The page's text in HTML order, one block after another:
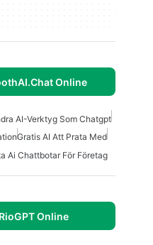
Online
AI-Verktyg Som Chatgpt
Gratis AI Att Prata Med
Ai Chattbotar För Företag
RioGPT Online